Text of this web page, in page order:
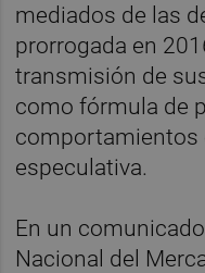
mediados de las
prorrogada en
transmisión de
como fórmula de
comportamientos
especulativa.
En un
Nacional del